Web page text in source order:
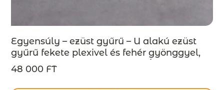
Egyensúly – ezüst gyűrű – U alakú ezüst
gyűrű fekete plexivel és fehér gyönggyel,
art deco stílus – MEGRENDELÉSRE
48 000 FT